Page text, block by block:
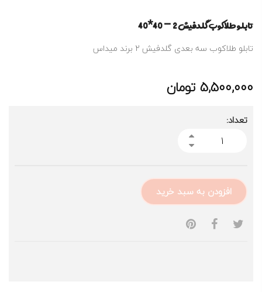
تابلو طلاکوب گلدفیش 2 – 40*40
تابلو طلاکوب سه بعدی گلدفیش 2 برند میداس
5,500,000تومان
تعداد:
افزودن به سبد خرید